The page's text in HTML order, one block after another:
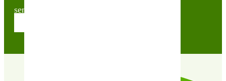
sembio@partnerandco.fr